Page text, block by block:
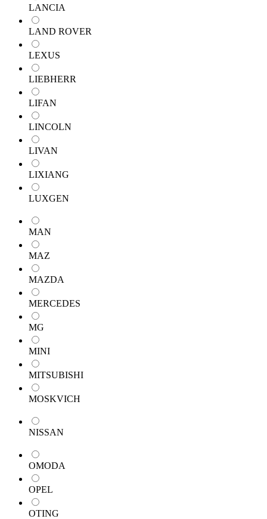
LANCIA
LAND ROVER
LEXUS
LIEBHERR
LIFAN
LINCOLN
LIVAN
LIXIANG
LUXGEN
MAN
MAZ
MAZDA
MERCEDES
MG
MINI
MITSUBISHI
MOSKVICH
NISSAN
OMODA
OPEL
OTING